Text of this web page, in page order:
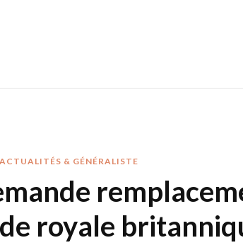
ACTUALITÉS & GÉNÉRALISTE
royale